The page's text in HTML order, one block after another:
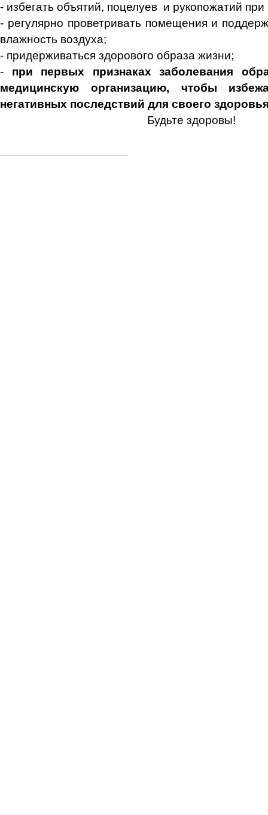
- избегать объятий, поцелуев и рукопожатий при
- регулярно проветривать помещения и
влажность воздуха;
- придерживаться здорового образа жизни;
- при первых признаках заболевания
медицинскую организацию, чтобы
негативных последствий для своего
Будьте здоровы!